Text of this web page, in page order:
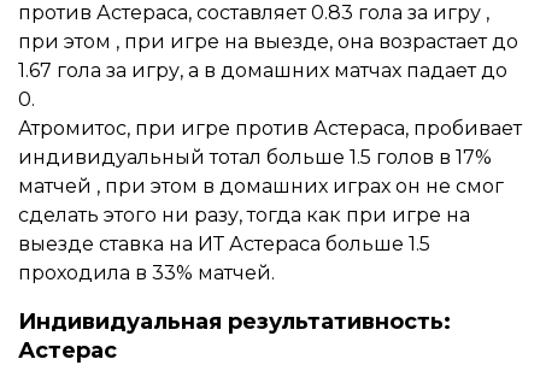
против Астераса, составляет 0.83 гола за игру ,
при этом , при игре на выезде, она возрастает до
1.67 гола за игру, а в домашних матчах падает до
0.
Атромитос, при игре против Астераса, пробивает
индивидуальный тотал больше 1.5 голов в 17%
матчей , при этом в домашних играх он не смог
сделать этого ни разу, тогда как при игре на
выезде ставка на ИТ Астераса больше 1.5
проходила в 33% матчей.
Индивидуальная результативность:
Астерас